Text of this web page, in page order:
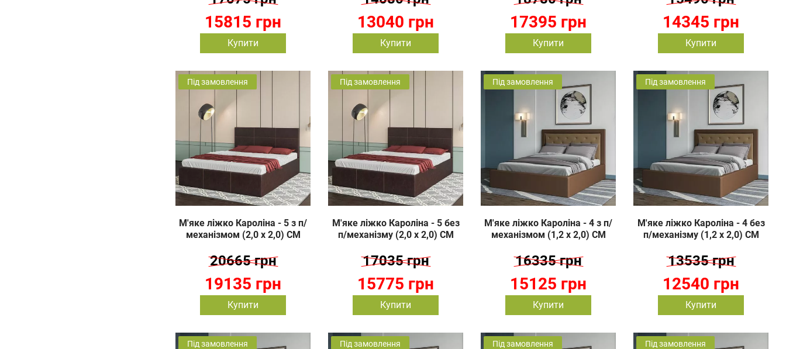
15815 грн
Купити
13040 грн
Купити
17395 грн
Купити
14345 грн
Купити
Під замовлення
М'яке ліжко Кароліна - 5 з п/
механізмом (2,0 х 2,0) СМ
19135 грн
20665 грн
Купити
Під замовлення
М'яке ліжко Кароліна - 5 без
п/механізму (2,0 х 2,0) СМ
15775 грн
17035 грн
Купити
Під замовлення
М'яке ліжко Кароліна - 4 з п/
механізмом (1,2 х 2,0) СМ
15125 грн
16335 грн
Купити
Під замовлення
М'яке ліжко Кароліна - 4 без
п/механізму (1,2 х 2,0) СМ
12540 грн
13535 грн
Купити
Під замовлення Під замовлення Під замовлення Під замовлення